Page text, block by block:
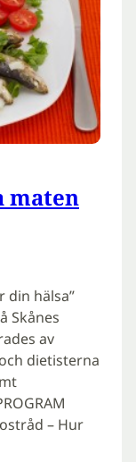
maten
din hälsa”
Skånes
av
dietisterna
– Hur